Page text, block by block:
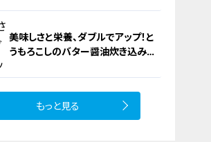
フィーユ味噌トンカツ
美味しさと栄養、ダブルでアップ！と
うもろこしのバター醤油炊き込みご
もっと見る